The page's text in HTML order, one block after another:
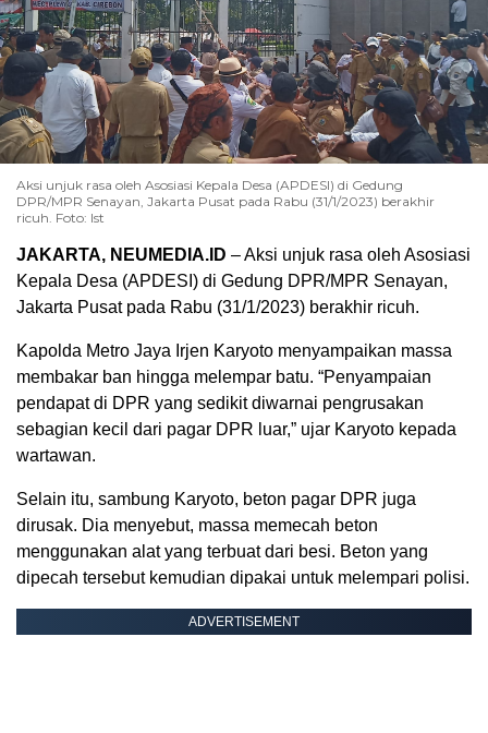
Aksi unjuk rasa oleh Asosiasi Kepala Desa (APDESI) di Gedung
DPR/MPR Senayan, Jakarta Pusat pada Rabu (31/1/2023) berakhir
ricuh. Foto: Ist
JAKARTA, NEUMEDIA.ID – Aksi unjuk rasa oleh Asosiasi
Kepala Desa (APDESI) di Gedung DPR/MPR Senayan,
Jakarta Pusat pada Rabu (31/1/2023) berakhir ricuh.
Kapolda Metro Jaya Irjen Karyoto menyampaikan massa
membakar ban hingga melempar batu. “Penyampaian
pendapat di DPR yang sedikit diwarnai pengrusakan
sebagian kecil dari pagar DPR luar,” ujar Karyoto kepada
wartawan.
Selain itu, sambung Karyoto, beton pagar DPR juga
dirusak. Dia menyebut, massa memecah beton
menggunakan alat yang terbuat dari besi. Beton yang
dipecah tersebut kemudian dipakai untuk melempari polisi.
ADVERTISEMENT